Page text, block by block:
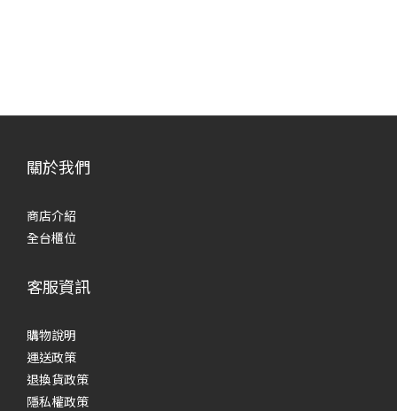
關於我們
商店介紹
全台櫃位
客服資訊
購物說明
運送政策
退換貨政策
隱私權政策